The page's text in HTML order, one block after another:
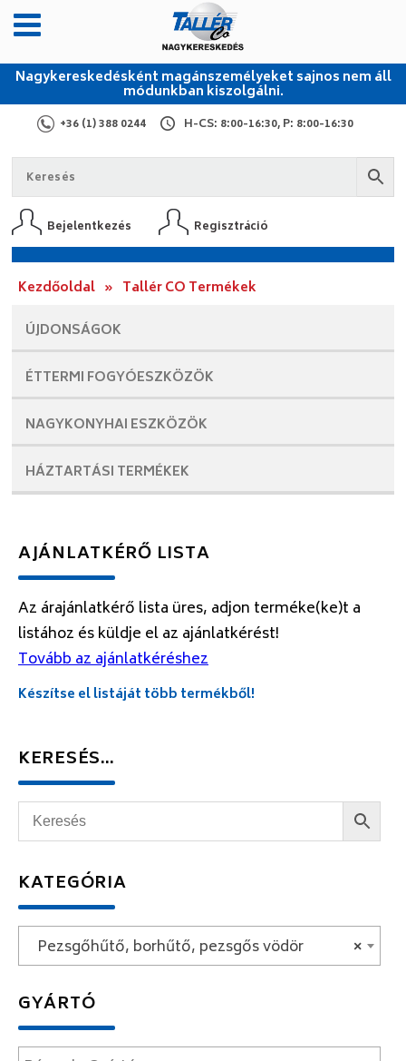
Nagykereskedésként magánszemélyeket sajnos nem áll
módunkban kiszolgálni.
+36 (1) 388 0244 H-CS: 8:00-16:30, P: 8:00-16:30
Bejelentkezés Regisztráció
Kezdőoldal » Tallér CO Termékek
ÚJDONSÁGOK
ÉTTERMI FOGYÓESZKÖZÖK
NAGYKONYHAI ESZKÖZÖK
HÁZTARTÁSI TERMÉKEK
AJÁNLATKÉRŐ LISTA
Az árajánlatkérő lista üres, adjon terméke(ke)t a
listához és küldje el az ajánlatkérést!
Tovább az ajánlatkéréshez
Készítse el listáját több termékből!
KERESÉS…
KATEGÓRIA
×
Pezsgőhűtő, borhűtő, pezsgős vödör
GYÁRTÓ